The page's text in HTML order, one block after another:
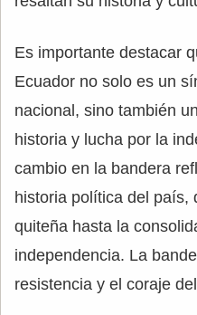
Es importante destacar
Ecuador no solo es un
nacional, sino también
historia y lucha por la
cambio en la bandera
historia política del país,
quiteña hasta la
independencia. La
resistencia y el coraje